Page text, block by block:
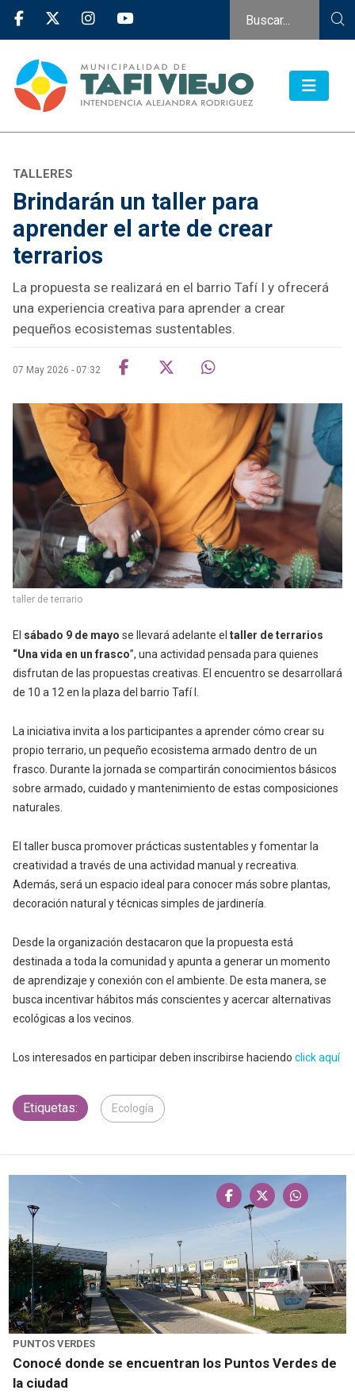
TALLERES
Brindarán un taller para
aprender el arte de crear
terrarios
La propuesta se realizará en el barrio Tafí I y ofrecerá
una experiencia creativa para aprender a crear
pequeños ecosistemas sustentables.
07 May 2026 - 07:32
taller de terrario
El sábado 9 de mayo se llevará adelante el taller de terrarios
“Una vida en un frasco”, una actividad pensada para quienes
disfrutan de las propuestas creativas. El encuentro se desarrollará
de 10 a 12 en la plaza del barrio Tafí I.
La iniciativa invita a los participantes a aprender cómo crear su
propio terrario, un pequeño ecosistema armado dentro de un
frasco. Durante la jornada se compartirán conocimientos básicos
sobre armado, cuidado y mantenimiento de estas composiciones
naturales.
El taller busca promover prácticas sustentables y fomentar la
creatividad a través de una actividad manual y recreativa.
Además, será un espacio ideal para conocer más sobre plantas,
decoración natural y técnicas simples de jardinería.
Desde la organización destacaron que la propuesta está
destinada a toda la comunidad y apunta a generar un momento
de aprendizaje y conexión con el ambiente. De esta manera, se
busca incentivar hábitos más conscientes y acercar alternativas
ecológicas a los vecinos.
Los interesados en participar deben inscribirse haciendo click aquí
Etiquetas: Ecología
PUNTOS VERDES
Conocé donde se encuentran los Puntos Verdes de
la ciudad